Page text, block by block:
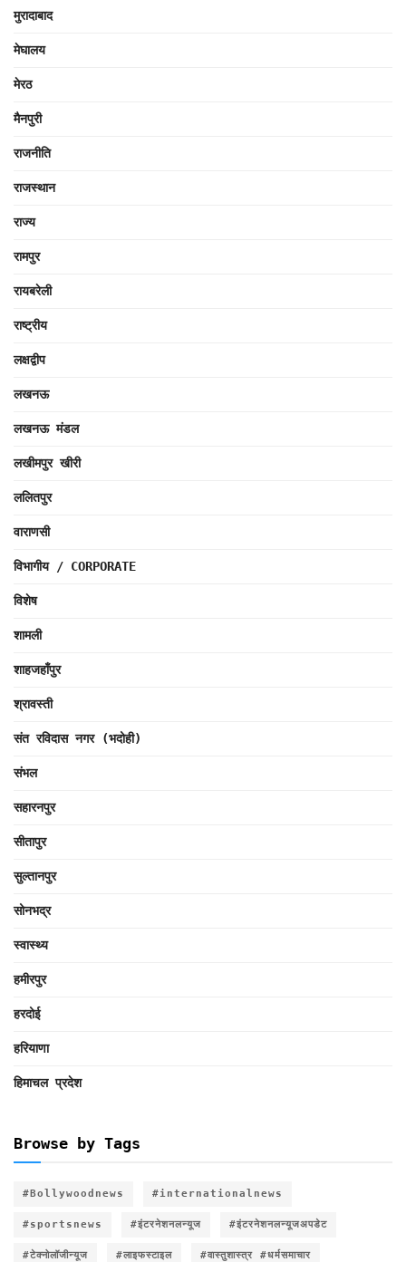
मुरादाबाद
मेघालय
मेरठ
मैनपुरी
राजनीति
राजस्थान
राज्य
रामपुर
रायबरेली
राष्ट्रीय
लक्षद्वीप
लखनऊ
लखनऊ मंडल
लखीमपुर खीरी
ललितपुर
वाराणसी
विभागीय / CORPORATE
विशेष
शामली
शाहजहाँपुर
श्रावस्ती
संत रविदास नगर (भदोही)
संभल
सहारनपुर
सीतापुर
सुल्तानपुर
सोनभद्र
स्वास्थ्य
हमीरपुर
हरदोई
हरियाणा
हिमाचल प्रदेश
Browse by Tags
#Bollywoodnews #internationalnews
#sportsnews #इंटरनेशनलन्यूज #इंटरनेशनलन्यूजअपडेट
#टेक्नोलॉजीन्यूज #लाइफस्टाइल #वास्तुशास्त्र #धर्मसमाचार